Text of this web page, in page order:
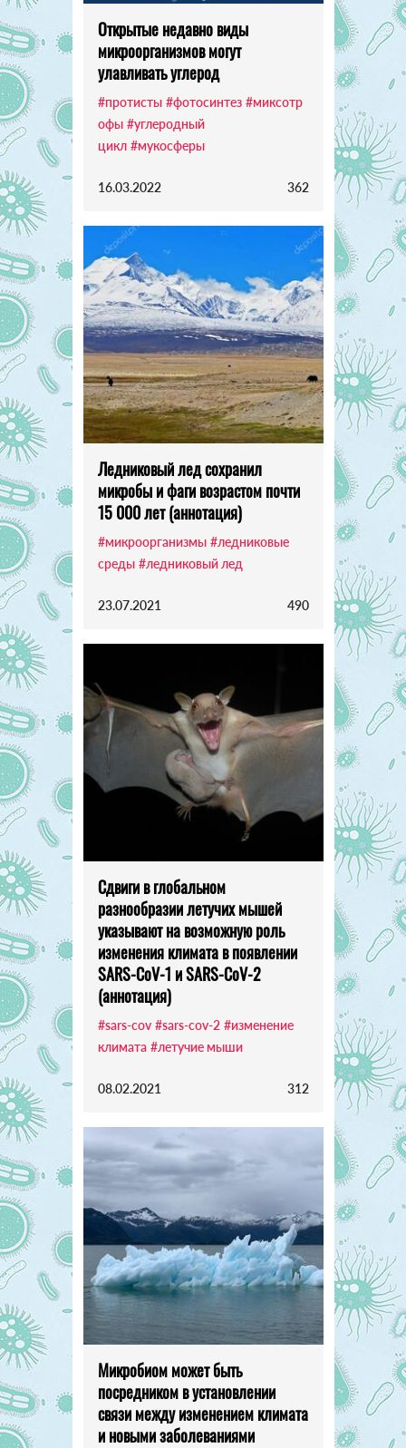
Открытые недавно виды
микроорганизмов могут
улавливать углерод
#протисты #фотосинтез #миксотр
офы #углеродный
цикл #мукосферы
16.03.2022 362
Ледниковый лед сохранил
микробы и фаги возрастом почти
15 000 лет (аннотация)
#микроорганизмы #ледниковые
среды #ледниковый лед
23.07.2021 490
Сдвиги в глобальном
разнообразии летучих мышей
указывают на возможную роль
изменения климата в появлении
SARS-CoV-1 и SARS-CoV-2
(аннотация)
#sars-cov #sars-cov-2 #изменение
климата #летучие мыши
08.02.2021 312
Микробиом может быть
посредником в установлении
связи между изменением климата
и новыми заболеваниями